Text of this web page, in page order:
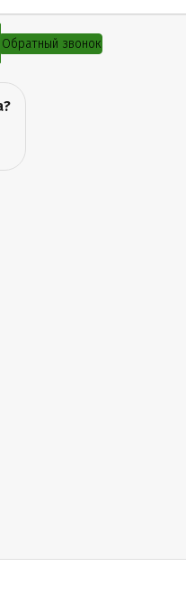
Обратный звонок